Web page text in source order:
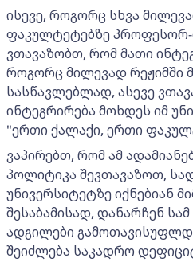
ისევე, როგორც სხვა
ფაკულტეტებზე
ვთავაზობთ, რომ მათი
როგორც მილევად რეჟიმში
სასწავლებლად, ასევე
ინტეგრირება მოხდეს იმ
"ერთი ქალაქი, ერთი
ვაპირებთ, რომ ამ
პოლიტიკა შევთავაზოთ,
უნივერსიტეტზე იქნებიან
შესაბამისად, დანარჩენ
ადგილები
შეიძლება საკადრო